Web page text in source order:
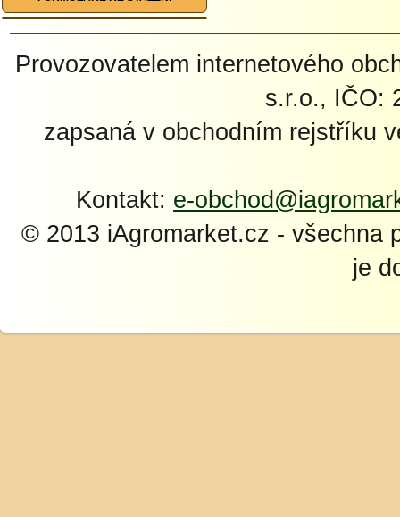
Provozovatelem internetového
s.r.o., IČO:
zapsaná v obchodním rejstříku
Kontakt: e-
© 2013 iAgromarket.cz - všechna
je